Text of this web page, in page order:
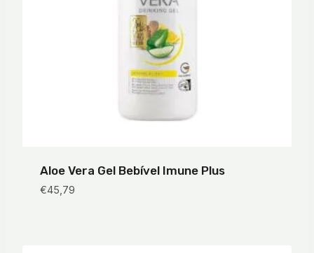
Aloe Vera Gel Bebível Imune Plus
€45,79